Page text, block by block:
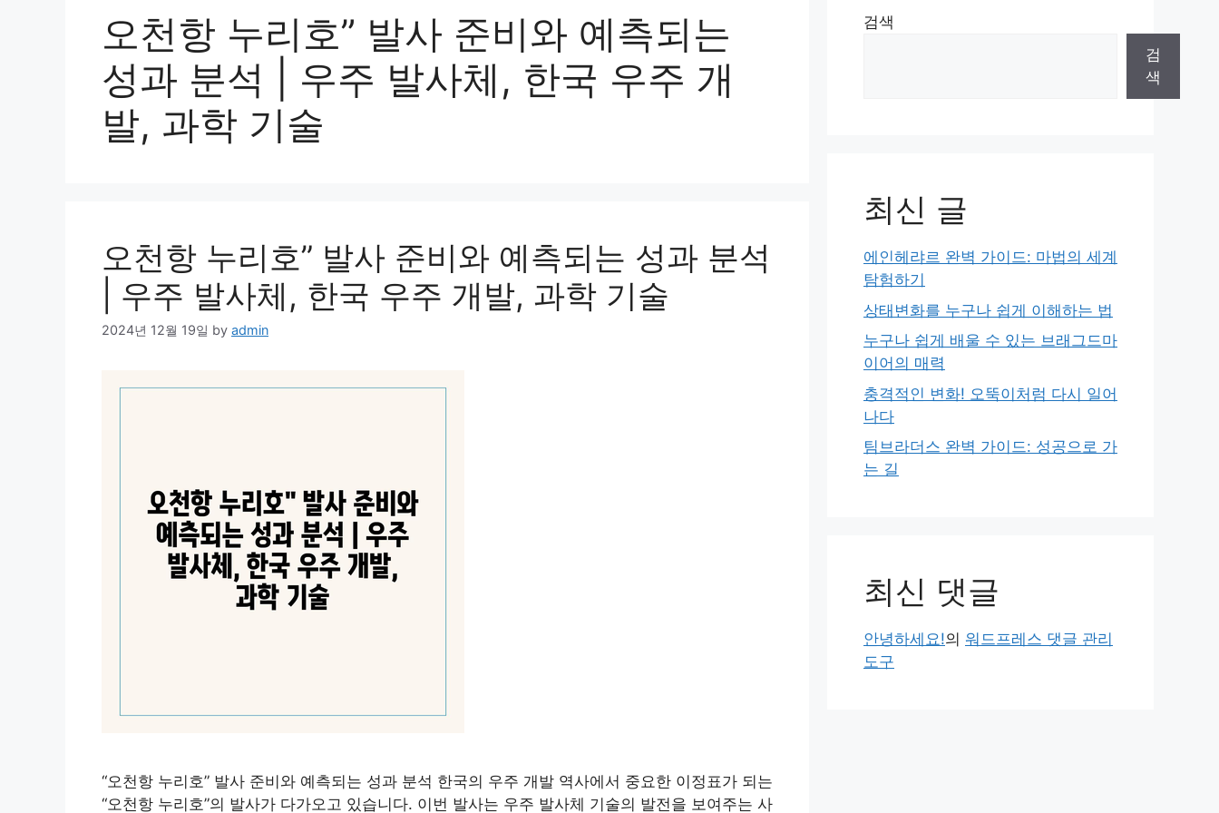
오천항 누리호” 발사 준비와 예측되는
성과 분석 | 우주 발사체, 한국 우주 개
발, 과학 기술
오천항 누리호” 발사 준비와 예측되는 성과 분석
| 우주 발사체, 한국 우주 개발, 과학 기술
2024년 12월 19일 by admin
“오천항 누리호” 발사 준비와 예측되는 성과 분석 한국의 우주 개발 역사에서 중요한 이정표가 되는
“오천항 누리호”의 발사가 다가오고 있습니다. 이번 발사는 우주 발사체 기술의 발전을 보여주는 사
검색
검
색
최신 글
에인헤랴르 완벽 가이드: 마법의 세계
탐험하기
상태변화를 누구나 쉽게 이해하는 법
누구나 쉽게 배울 수 있는 브래그드마
이어의 매력
충격적인 변화! 오뚝이처럼 다시 일어
나다
팀브라더스 완벽 가이드: 성공으로 가
는 길
최신 댓글
안녕하세요!의 워드프레스 댓글 관리
도구